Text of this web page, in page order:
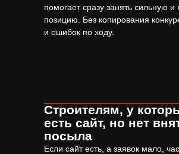
помогает сразу занять сильную и
позицию. Без копирования
и ошибок по ходу.
Строителям, у
есть сайт, но нет
посыла
Если сайт есть, а заявок мало,